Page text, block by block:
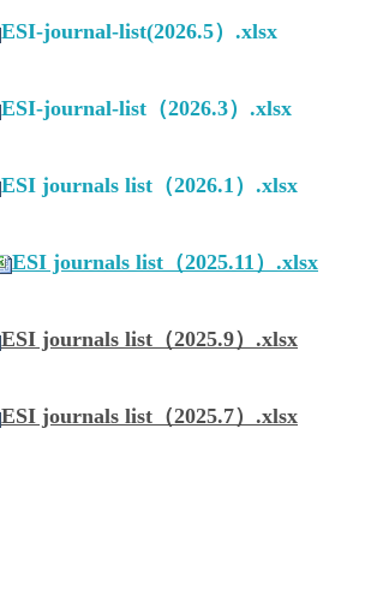
ESI-journal-list(2026.5）.xlsx
ESI-journal-list（2026.3）.xlsx
ESI journals list（2026.1）.xlsx
ESI journals list（2025.11）.xlsx
ESI journals list（2025.9）.xlsx
ESI journals list（2025.7）.xlsx